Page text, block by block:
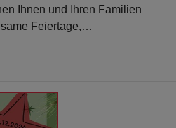
Ihnen und Ihren Familien
Feiertage,…